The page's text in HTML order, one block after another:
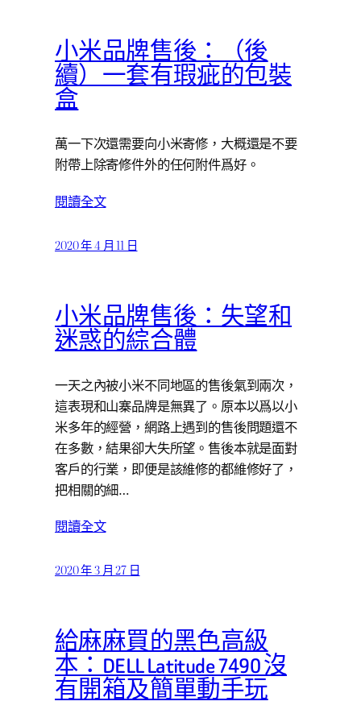
小米品牌售後：（後
續）一套有瑕疵的包裝
盒
萬一下次還需要向小米寄修，大概還是不要
附帶上除寄修件外的任何附件爲好。
閱讀全文
2020 年 4 月 11 日
小米品牌售後：失望和
迷惑的綜合體
一天之內被小米不同地區的售後氣到兩次，
這表現和山寨品牌是無異了。原本以爲以小
米多年的經營，網路上遇到的售後問題還不
在多數，結果卻大失所望。售後本就是面對
客戶的行業，即便是該維修的都維修好了，
把相關的細…
閱讀全文
2020 年 3 月 27 日
給麻麻買的黑色高級
本：DELL Latitude 7490 沒
有開箱及簡單動手玩